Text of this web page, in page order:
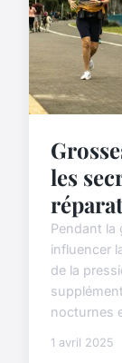
les
Pendant la
influencer
de la
nocturnes
1 avril 2025